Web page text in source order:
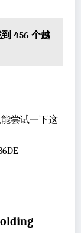
456 个越
尝试一下这